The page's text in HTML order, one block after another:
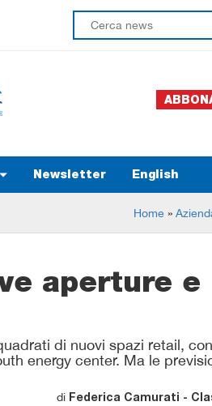
Newsletter English
Home »
aperture e
di nuovi spazi retail,
energy center. Ma le
di Federica Camurati -